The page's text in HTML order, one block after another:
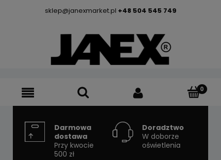
sklep@janexmarket.pl +48 504 545 749
Darmowa
dostawa
Przy kwocie
500 zł
Doradztwo
W doborze
oświetlenia